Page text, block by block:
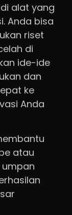
alat yang
Anda bisa
riset
di
ide-ide
dan
ke
Anda
atau
umpan